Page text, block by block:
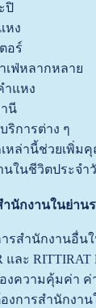
ปิ
หง
อร์
เฟ่หลากหลาย
ำแหง
นี
ริการต่าง ๆ
หล่านี้ช่วยเพิ่
ในชีวิตประจำ
ำนักงานในย่าน
ารสำนักงานอื่น
และ
งความคุ้มค่า ค่
งการสำนักงา